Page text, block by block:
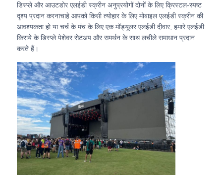
वीडियो
वीआर शो
हमारे बारे में
कारखाने का दौरा
गुणवत्ता नियंत्रण
हमसे संपर्क करें
डिस्प्ले और आउटडोर एलईडी स्क्रीन अनुप्रयोगों दोनों के लिए क्रिस्टल-स्पष्ट
दृश्य प्रदान करनाचाहे आपको किसी त्योहार के लिए मोबाइल एलईडी स्क्रीन की
आवश्यकता हो या चर्च के मंच के लिए एक मॉड्यूलर एलईडी दीवार, हमारे एलईडी
किराये के डिस्प्ले पेशेवर सेटअप और समर्थन के साथ लचीले समाधान प्रदान
करते हैं।